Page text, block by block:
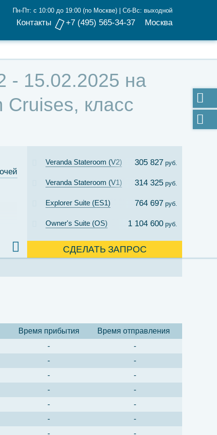
Контакты
Пн-Пт: с 10:00 до 19:00 (по Москве) | Сб-Вс: выходной
+7 (495) 565-34-37 Москва
- 15.02.2025 на
класс
Veranda Stateroom (V2) 305 827 руб.
Veranda Stateroom (V1) 314 325 руб.
Explorer Suite (ES1) 764 697 руб.
Owner's Suite (OS) 1 104 600 руб.
СДЕЛАТЬ ЗАПРОС
Время прибытия
Время отправления
-
-
-
-
-
-
-
-
-
-
-
-
-
-